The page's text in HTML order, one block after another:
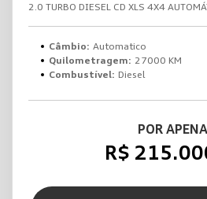
2.0 TURBO DIESEL CD XLS 4X4
Câmbio: Automatico
Quilometragem: 27000 KM
Combustível: Diesel
POR
R$